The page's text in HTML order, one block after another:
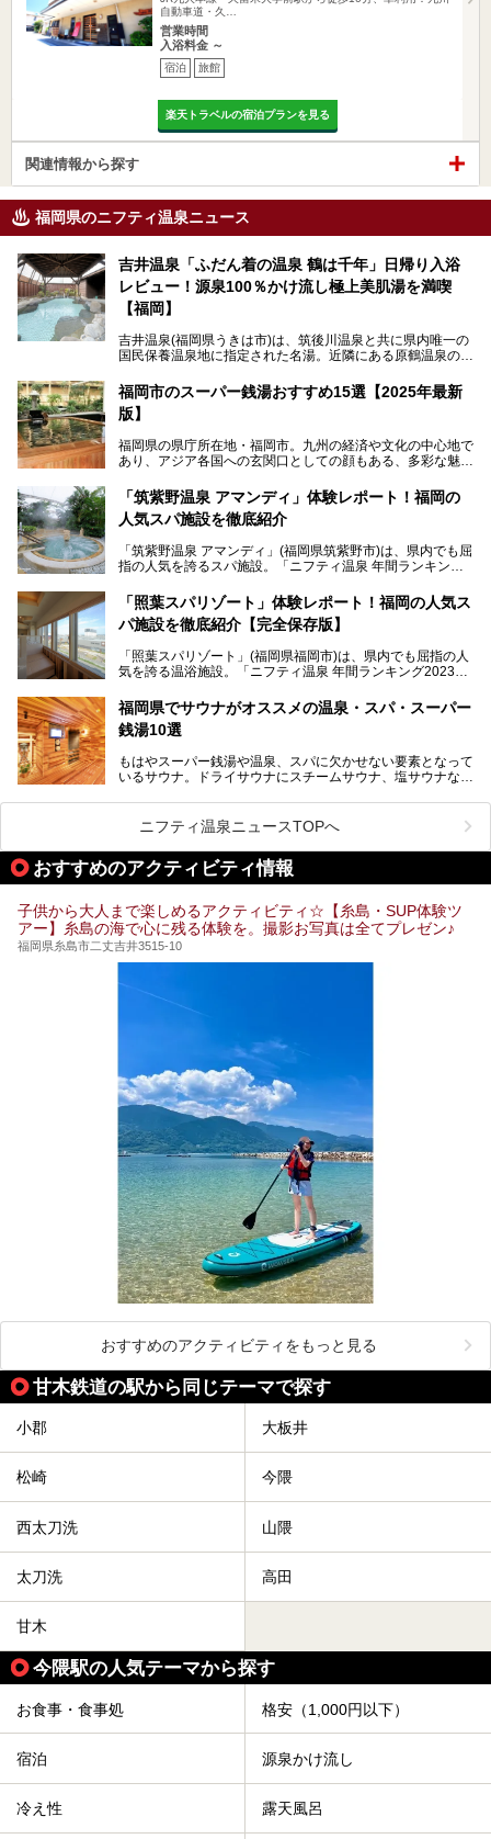
自動車道・久…
営業時間
入浴料金 ～
宿泊 旅館
楽天トラベルの宿泊プランを見る
関連情報から探す
福岡県のニフティ温泉ニュース
吉井温泉「ふだん着の温泉 鶴は千年」日帰り入浴
レビュー！源泉100％かけ流し極上美肌湯を満喫
【福岡】
吉井温泉(福岡県うきは市)は、筑後川温泉と共に県内唯一の
国民保養温泉地に指定された名湯。近隣にある原鶴温泉の観
す。
「ふだん着の温泉 鶴は千年」は、吉井温泉にある日帰り入
住民や温泉ファンに愛され続けています。今回は筆者自ら日
帰り入浴し、自慢の温泉を中心に詳細レビューします！
福岡市のスーパー銭湯おすすめ15選【2025年最新
版】
福岡県の県庁所在地・福岡市。九州の経済や文化の中心地で
あり、アジア各国への玄関口としての顔もある、多彩な魅力
そんな福岡市は、スーパー銭湯も多種多彩。玄界灘を眺めら
れるリゾート気分満点のスーパー銭湯から、繁華街近くのレ
いスーパー銭湯を一挙ご紹介します。
「筑紫野温泉 アマンディ」体験レポート！福岡の
人気スパ施設を徹底紹介
「筑紫野温泉 アマンディ」(福岡県筑紫野市)は、県内でも屈
指の人気を誇るスパ施設。「ニフティ温泉 年間ランキング2
入浴客で賑わっています。
そこで今回は、ニフティ温泉ライターである筆者が現地訪
ーム・併設するレストランを体験し、それらの全貌を徹底紹
介します！
「照葉スパリゾート」体験レポート！福岡の人気ス
パ施設を徹底紹介【完全保存版】
「照葉スパリゾート」(福岡県福岡市)は、県内でも屈指の人
気を誇る温浴施設。「ニフティ温泉 年間ランキング2023」
常連客で賑わっています。
そこで今回は、ニフティ温泉ライターである筆者が現地体
ューズメント・宿泊施設・グルメ・その他施設まで、多彩な
る全貌と魅力を徹底紹介します！
福岡県でサウナがオススメの温泉・スパ・スーパー
銭湯10選
もはやスーパー銭湯や温泉、スパに欠かせない要素となって
いるサウナ。ドライサウナにスチームサウナ、塩サウナな
ペース、ロウリュウなど、心ゆくまで楽しむためのサービス
が充実した施設も多くみられます。
今回はそんなサウナにこだわった、福岡県内のオススメ温
泉・銭湯・スパを10件紹介したいと思います！
ニフティ温泉ニュースTOPへ
おすすめのアクティビティ情報
子供から大人まで楽しめるアクティビティ☆【糸島・SUP体験ツ
アー】糸島の海で心に残る体験を。撮影お写真は全てプレゼン♪
福岡県糸島市二丈吉井3515-10
おすすめのアクティビティをもっと見る
甘木鉄道の駅から同じテーマで探す
小郡 大板井
松崎 今隈
西太刀洗 山隈
太刀洗 高田
甘木
今隈駅の人気テーマから探す
お食事・食事処 格安（1,000円以下）
宿泊 源泉かけ流し
冷え性 露天風呂